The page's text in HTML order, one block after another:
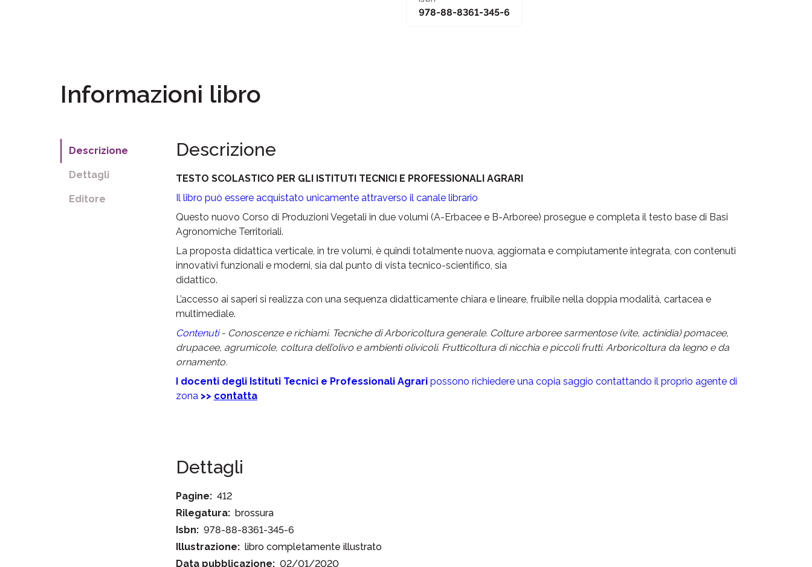
978-88-8361-345-6
Informazioni libro
Descrizione
Dettagli
Editore
Descrizione
TESTO SCOLASTICO PER GLI ISTITUTI TECNICI E PROFESSIONALI AGRARI
Il libro può essere acquistato unicamente attraverso il canale librario
Questo nuovo Corso di Produzioni Vegetali in due volumi (A-Erbacee e B-Arboree) prosegue e completa il testo base di Basi
Agronomiche Territoriali.
La proposta didattica verticale, in tre volumi, è quindi totalmente nuova, aggiornata e compiutamente integrata, con contenuti
innovativi funzionali e moderni, sia dal punto di vista tecnico-scientifico, sia
didattico.
L’accesso ai saperi si realizza con una sequenza didatticamente chiara e lineare, fruibile nella doppia modalità, cartacea e
multimediale.
Contenuti- Conoscenze e richiami. Tecniche di Arboricoltura generale. Colture arboree sarmentose (vite, actinidia) pomacee,
drupacee, agrumicole, coltura dell’olivo e ambienti olivicoli. Frutticoltura di nicchia e piccoli frutti. Arboricoltura da legno e da
ornamento.
I docenti degli Istituti Tecnici e Professionali Agrari possono richiedere una copia saggio contattando il proprio agente di
zona>> contatta
Dettagli
Pagine: 412
Rilegatura: brossura
Isbn: 978-88-8361-345-6
Illustrazione: libro completamente illustrato
Data pubblicazione: 02/01/2020